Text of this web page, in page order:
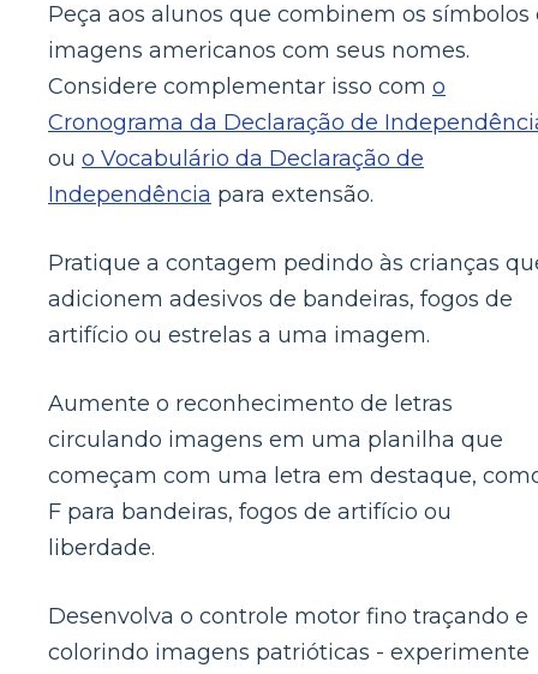
Peça aos alunos que combinem os símbolos
imagens americanos com seus nomes.
Considere complementar isso com o
Cronograma da Declaração de
ou o Vocabulário da Declaração de
Independência para extensão.
Pratique a contagem pedindo às crianças
adicionem adesivos de bandeiras, fogos de
artifício ou estrelas a uma imagem.
Aumente o reconhecimento de letras
circulando imagens em uma planilha que
começam com uma letra em destaque,
F para bandeiras, fogos de artifício ou
liberdade.
Desenvolva o controle motor fino traçando e
colorindo imagens patrióticas - experimente